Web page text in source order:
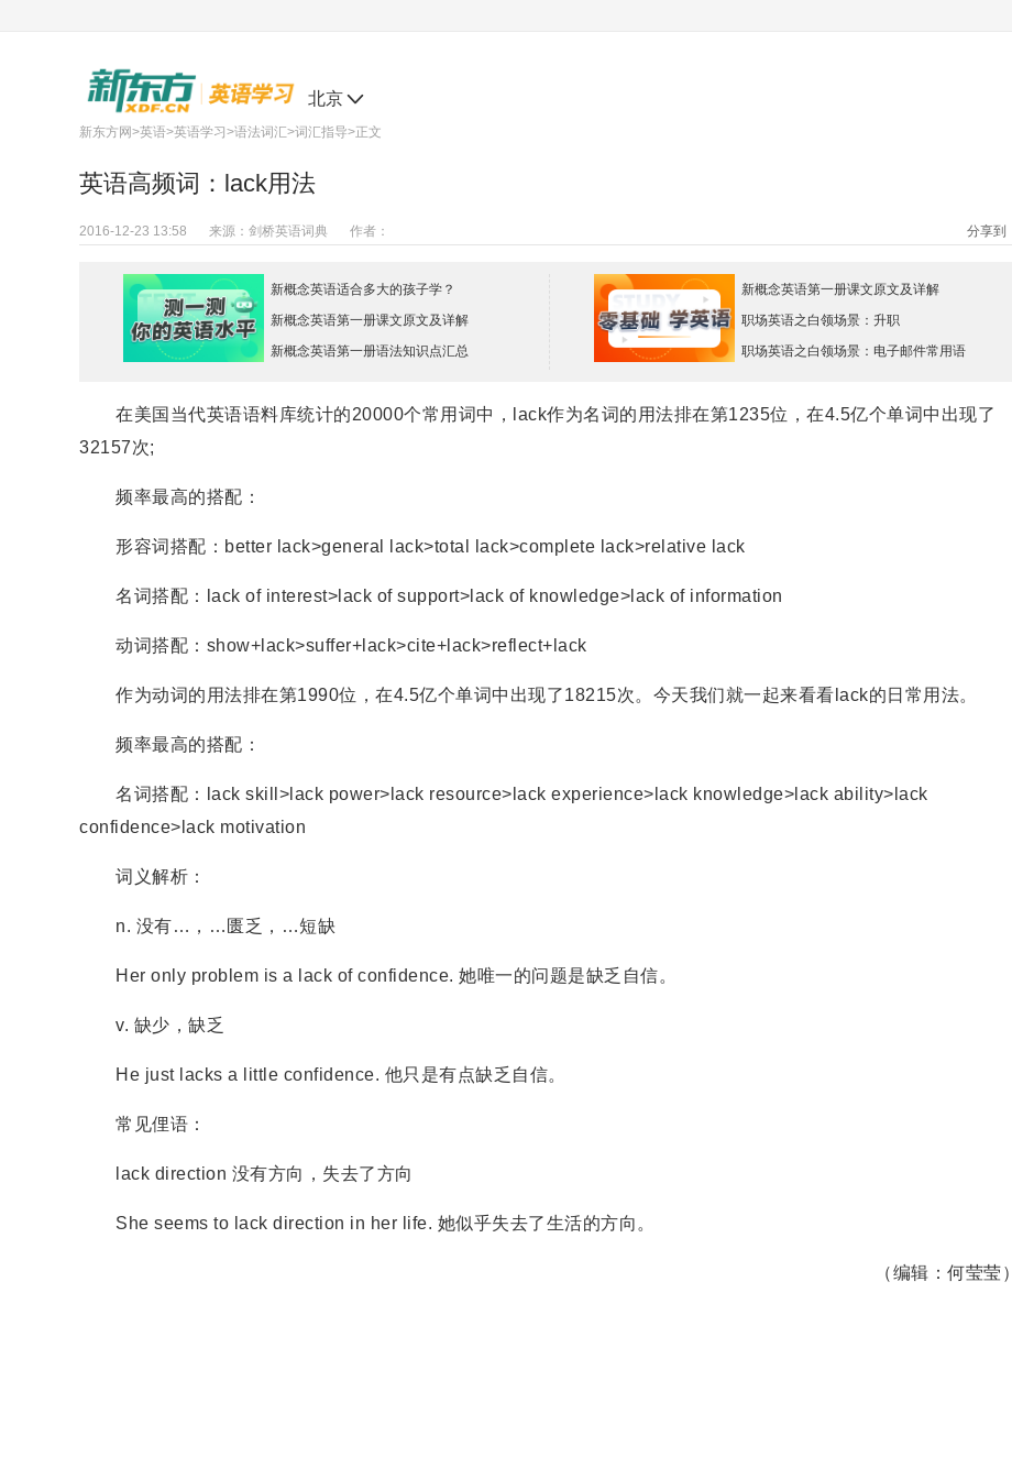
北京
新东方网>英语>英语学习 >语法词汇>词汇指导>正文
英语高频词：lack用法
2016-12-23 13:58 来源： 剑桥英语词典 作者： 分享到
新概念英语适合多大的孩子学？
新概念英语第一册课文原文及详解
新概念英语第一册语法知识点汇总
新概念英语第一册课文原文及详解
职场英语之白领场景：升职
职场英语之白领场景：电子邮件常用语
在美国当代英语语料库统计的20000个常用词中，lack作为名词的用法排在第1235位，在4.5亿个单词中出现了
32157次;
频率最高的搭配：
形容词搭配：better lack>general lack>total lack>complete lack>relative lack
名词搭配：lack of interest>lack of support>lack of knowledge>lack of information
动词搭配：show+lack>suffer+lack>cite+lack>reflect+lack
作为动词的用法排在第1990位，在4.5亿个单词中出现了18215次。今天我们就一起来看看lack的日常用法。
频率最高的搭配：
名词搭配：lack skill>lack power>lack resource>lack experience>lack knowledge>lack ability>lack
confidence>lack motivation
词义解析：
n. 没有…，…匮乏，…短缺
Her only problem is a lack of confidence. 她唯一的问题是缺乏自信。
v. 缺少，缺乏
He just lacks a little confidence. 他只是有点缺乏自信。
常见俚语：
lack direction 没有方向，失去了方向
She seems to lack direction in her life. 她似乎失去了生活的方向。
（编辑：何莹莹）